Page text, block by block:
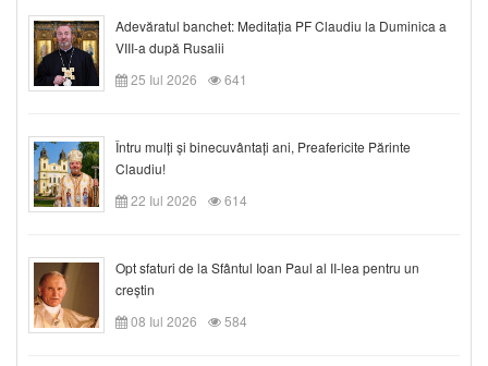
Adevăratul banchet: Meditația PF Claudiu la Duminica a
VIII-a după Rusalii
25 Iul 2026
641
Întru mulți și binecuvântați ani, Preafericite Părinte
Claudiu!
22 Iul 2026
614
Opt sfaturi de la Sfântul Ioan Paul al II-lea pentru un
creștin
08 Iul 2026
584